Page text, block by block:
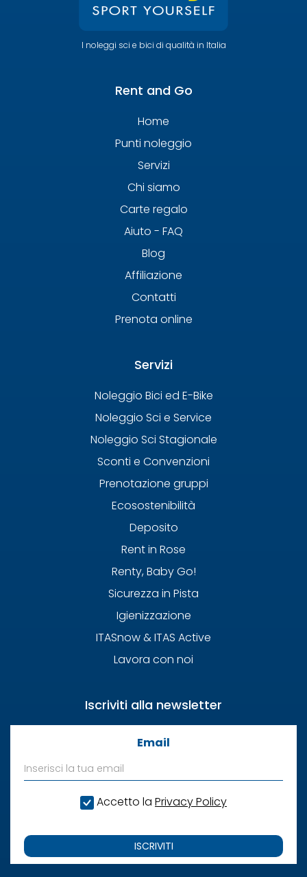
I noleggi sci e bici di qualità in Italia
Rent and Go
Home
Punti noleggio
Servizi
Chi siamo
Carte regalo
Aiuto - FAQ
Blog
Affiliazione
Contatti
Prenota online
Servizi
Noleggio Bici ed E-Bike
Noleggio Sci e Service
Noleggio Sci Stagionale
Sconti e Convenzioni
Prenotazione gruppi
Ecosostenibilità
Deposito
Rent in Rose
Renty, Baby Go!
Sicurezza in Pista
Igienizzazione
ITASnow & ITAS Active
Lavora con noi
Iscriviti alla newsletter
Email
Accetto la Privacy Policy
ISCRIVITI